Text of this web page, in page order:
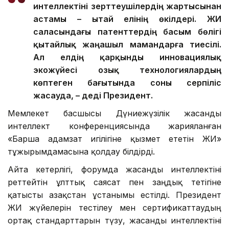
интеллектіні зерттеушілердің жартысынан
астамы – Қытай елінің өкілдері. ЖИ
саласындағы патенттердің басым бөлігі
қытайлық жаңашыл мамандарға тиесілі.
Ал елдің қарқынды инновациялық
экожүйесі озық технологиялардың
көптеген бағытында соны серпіліс
жасауда, – деді Президент.
Мемлекет басшысы Дүниежүзілік жасанды
интеллект конференциясында жарияланған
«Барша адамзат игілігіне қызмет ететін ЖИ»
тұжырымдамасына қолдау білдірді.
Айта кетерлігі, форумда жасанды интеллектіні
реттейтін ұлттық саясат пен заңдық тетігіне
қатысты Қазақстан ұстанымы естілді. Президент
ЖИ жүйелерін тестілеу мен сертификаттаудың
ортақ стандарттарын түзу, жасанды интеллектіні